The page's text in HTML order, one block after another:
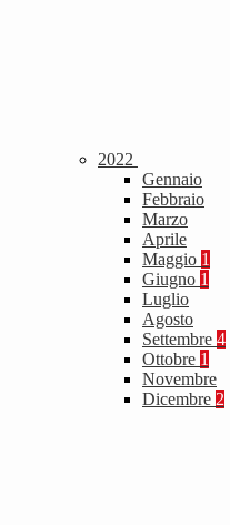
2022
Gennaio
Febbraio
Marzo
Aprile
Maggio 1
Giugno 1
Luglio
Agosto
Settembre 4
Ottobre 1
Novembre
Dicembre 2